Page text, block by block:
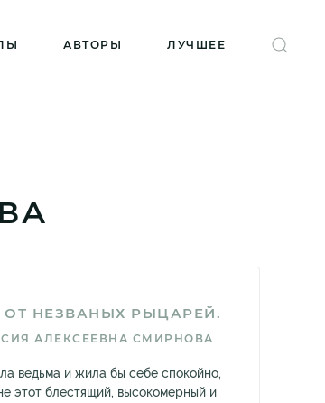
АВТОРЫ ЛУЧШЕЕ
ОТ НЕЗВАНЫХ РЫЦАРЕЙ.
АЛЕКСЕЕВНА СМИРНОВА
ведьма и жила бы себе спокойно,
этот блестящий, высокомерный и